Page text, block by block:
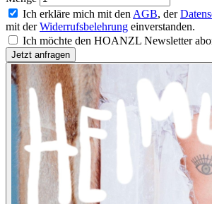
Ich erkläre mich mit den AGB, der
mit derWiderrufsbelehrung einverstanden.
Ich möchte den HOANZL Newsletter